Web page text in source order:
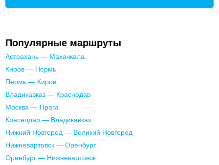
Популярные маршруты
Астрахань — Махачкала.
Киров — Пермь
Пермь — Киров
Владикавказ — Краснодар
Москва — Прага
Краснодар — Владикавказ
Нижний Новгород — Великий Новгород
Нижневартовск — Оренбург
Оренбург — Нижневартовск